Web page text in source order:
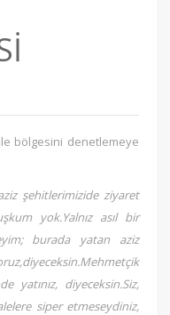
bölgesini denetlemeye
şehitlerimizide ziyaret
yok.Yalnız asıl bir
burada yatan aziz
yatınız, diyeceksin.Siz,
siper etmeseydiniz,